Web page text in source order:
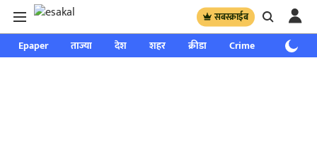
सबस्क्राईब
Epaper ताज्या देश शहर क्रीडा Crime साप्ताहिक